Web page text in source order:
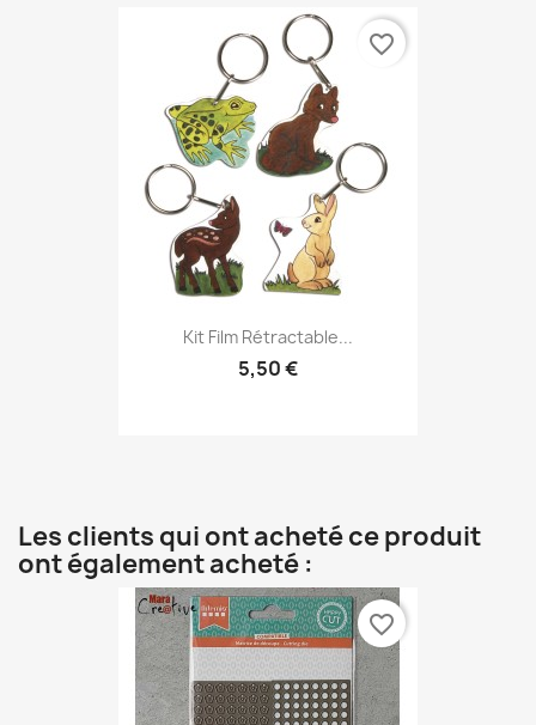
Kit Film Rétractable...
5,50 €
favorite_border
Les clients qui ont acheté ce produit
ont également acheté :
favorite_border